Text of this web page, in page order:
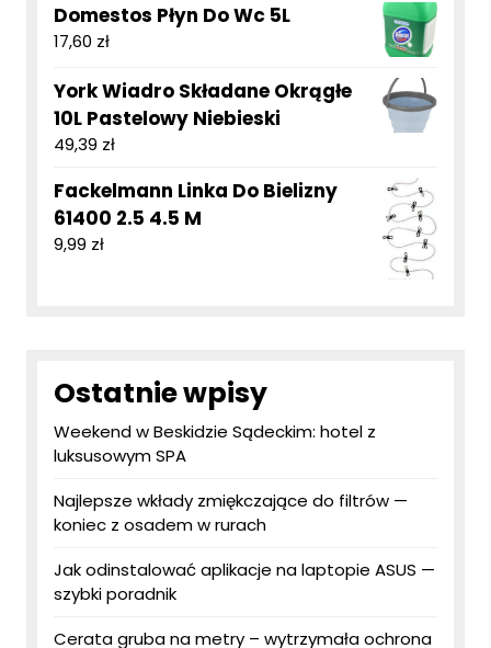
Domestos Płyn Do Wc 5L
17,60 zł
York Wiadro Składane Okrągłe
10L Pastelowy Niebieski
49,39 zł
Fackelmann Linka Do Bielizny
61400 2.5 4.5 M
9,99 zł
Ostatnie wpisy
Weekend w Beskidzie Sądeckim: hotel z
luksusowym SPA
Najlepsze wkłady zmiękczające do filtrów —
koniec z osadem w rurach
Jak odinstalować aplikacje na laptopie ASUS —
szybki poradnik
Cerata gruba na metry – wytrzymała ochrona